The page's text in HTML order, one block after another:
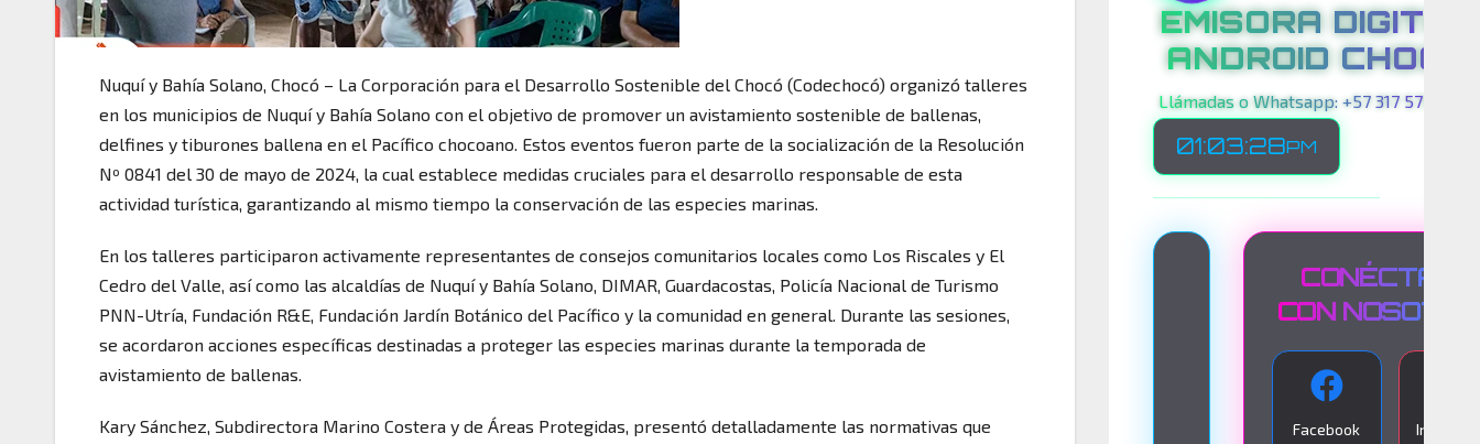
Nuquí y Bahía Solano, Chocó – La Corporación para el Desarrollo Sostenible del Chocó (Codechocó) organizó talleres
en los municipios de Nuquí y Bahía Solano con el objetivo de promover un avistamiento sostenible de ballenas,
delfines y tiburones ballena en el Pacífico chocoano. Estos eventos fueron parte de la socialización de la Resolución
Nº 0841 del 30 de mayo de 2024, la cual establece medidas cruciales para el desarrollo responsable de esta
actividad turística, garantizando al mismo tiempo la conservación de las especies marinas.
En los talleres participaron activamente representantes de consejos comunitarios locales como Los Riscales y El
Cedro del Valle, así como las alcaldías de Nuquí y Bahía Solano, DIMAR, Guardacostas, Policía Nacional de Turismo
PNN-Utría, Fundación R&E, Fundación Jardín Botánico del Pacífico y la comunidad en general. Durante las sesiones,
se acordaron acciones específicas destinadas a proteger las especies marinas durante la temporada de
avistamiento de ballenas.
Kary Sánchez, Subdirectora Marino Costera y de Áreas Protegidas, presentó detalladamente las normativas que
EMISORA DIGITAL
ANDROID CHOCO
Llámadas o Whatsapp: +57 317 575 00 21
01:03:30PM
CONÉCTATE
CON
Facebook